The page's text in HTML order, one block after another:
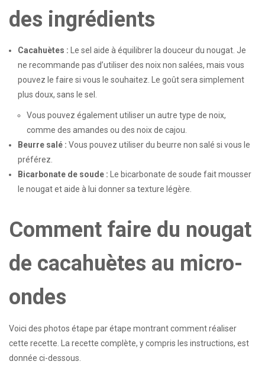
des ingrédients
Cacahuètes : Le sel aide à équilibrer la douceur du nougat. Je
ne recommande pas d’utiliser des noix non salées, mais vous
pouvez le faire si vous le souhaitez. Le goût sera simplement
plus doux, sans le sel.
Vous pouvez également utiliser un autre type de noix,
comme des amandes ou des noix de cajou.
Beurre salé : Vous pouvez utiliser du beurre non salé si vous le
préférez.
Bicarbonate de soude : Le bicarbonate de soude fait mousser
le nougat et aide à lui donner sa texture légère.
Comment faire du nougat
de cacahuètes au micro-
ondes
Voici des photos étape par étape montrant comment réaliser
cette recette. La recette complète, y compris les instructions, est
donnée ci-dessous.